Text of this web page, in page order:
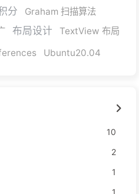
分
Graham 扫描算法
布局设计 TextView 布局
Ubuntu20.04
10
2
1
1